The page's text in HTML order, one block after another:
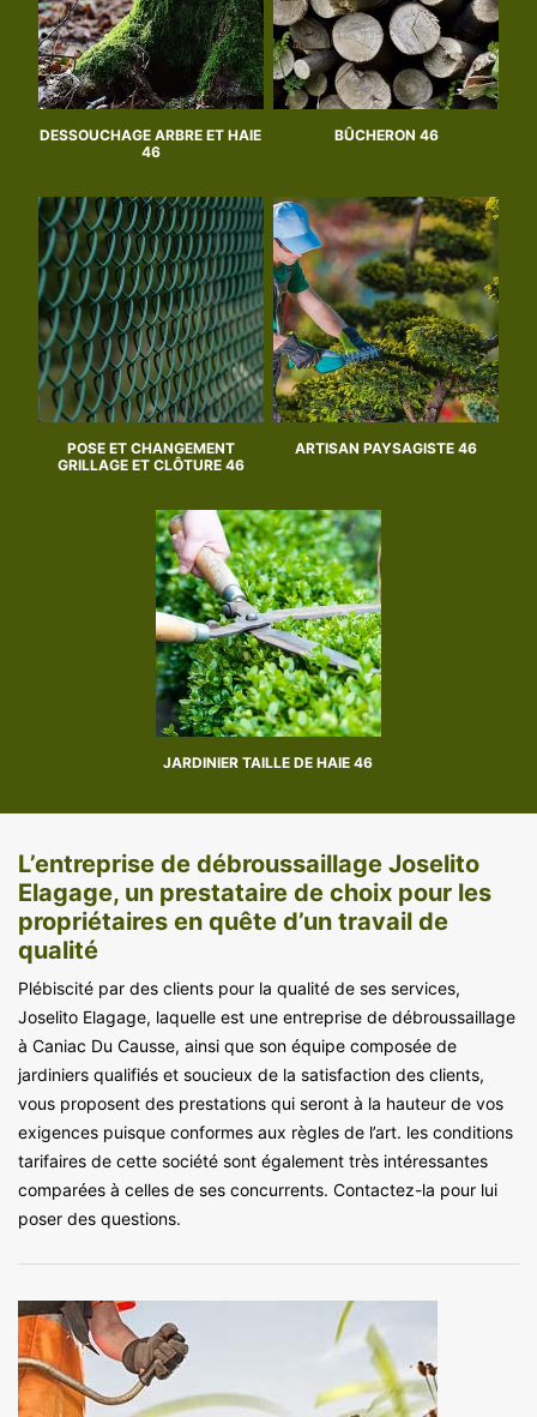
DESSOUCHAGE ARBRE ET HAIE
46
BÛCHERON 46
POSE ET CHANGEMENT
GRILLAGE ET CLÔTURE 46
ARTISAN PAYSAGISTE 46
JARDINIER TAILLE DE HAIE 46
L’entreprise de débroussaillage Joselito
Elagage, un prestataire de choix pour les
propriétaires en quête d’un travail de
qualité
Plébiscité par des clients pour la qualité de ses services,
Joselito Elagage, laquelle est une entreprise de débroussaillage
à Caniac Du Causse, ainsi que son équipe composée de
jardiniers qualifiés et soucieux de la satisfaction des clients,
vous proposent des prestations qui seront à la hauteur de vos
exigences puisque conformes aux règles de l’art. les conditions
tarifaires de cette société sont également très intéressantes
comparées à celles de ses concurrents. Contactez-la pour lui
poser des questions.